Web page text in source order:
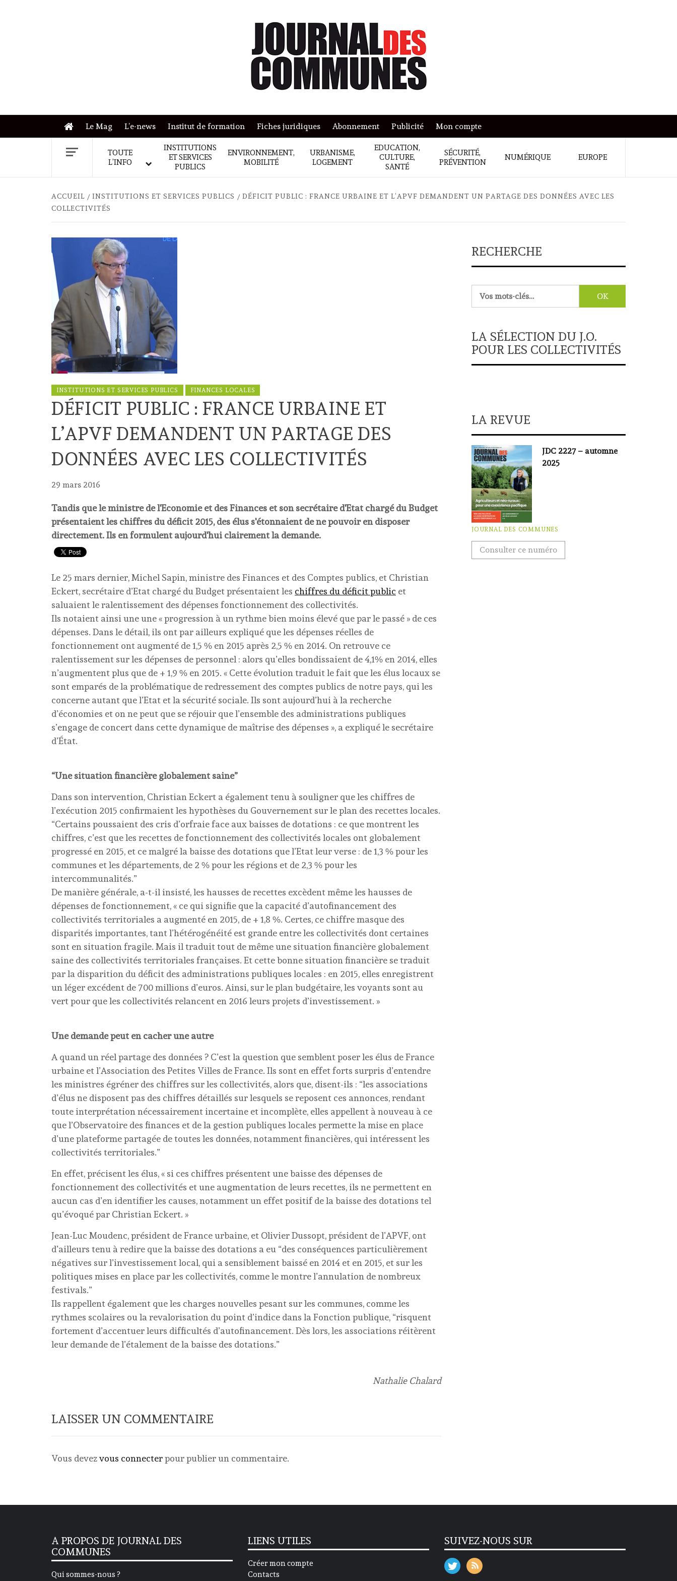
Le Mag L’e-news Institut de formation Fiches juridiques Abonnement Publicité Mon compte
TOUTE
L’INFO
INSTITUTIONS
ET SERVICES
PUBLICS
ENVIRONNEMENT,
MOBILITÉ
URBANISME,
LOGEMENT
EDUCATION,
CULTURE,
SANTÉ
SÉCURITÉ,
PRÉVENTION
NUMÉRIQUE EUROPE
ACCUEIL INSTITUTIONS ET SERVICES PUBLICS
DÉFICIT PUBLIC : FRANCE URBAINE ET L’APVF DEMANDENT UN PARTAGE DES DONNÉES AVEC LES
COLLECTIVITÉS
INSTITUTIONS ET SERVICES PUBLICS FINANCES LOCALES
DÉFICIT PUBLIC : FRANCE URBAINE ET
L’APVF DEMANDENT UN PARTAGE DES
DONNÉES AVEC LES COLLECTIVITÉS
29 mars 2016
Tandis que le ministre de l'Economie et des Finances et son secrétaire d'Etat chargé du Budget
présentaient les chiffres du déficit 2015, des élus s'étonnaient de ne pouvoir en disposer
directement. Ils en formulent aujourd'hui clairement la demande.
Le 25 mars dernier, Michel Sapin, ministre des Finances et des Comptes publics, et Christian
Eckert, secrétaire d’Etat chargé du Budget présentaient les chiffres du déficit public et
saluaient le ralentissement des dépenses fonctionnement des collectivités.
Ils notaient ainsi une une « progression à un rythme bien moins élevé que par le passé » de ces
dépenses. Dans le détail, ils ont par ailleurs expliqué que les dépenses réelles de
fonctionnement ont augmenté de 1,5 % en 2015 après 2,5 % en 2014. On retrouve ce
ralentissement sur les dépenses de personnel : alors qu’elles bondissaient de 4,1% en 2014, elles
n’augmentent plus que de + 1,9 % en 2015. « Cette évolution traduit le fait que les élus locaux se
sont emparés de la problématique de redressement des comptes publics de notre pays, qui les
concerne autant que l’Etat et la sécurité sociale. Ils sont aujourd’hui à la recherche
d’économies et on ne peut que se réjouir que l’ensemble des administrations publiques
s’engage de concert dans cette dynamique de maîtrise des dépenses », a expliqué le secrétaire
d’État.
“Une situation financière globalement saine”
Dans son intervention, Christian Eckert a également tenu à souligner que les chiffres de
l’exécution 2015 confirmaient les hypothèses du Gouvernement sur le plan des recettes locales.
“Certains poussaient des cris d’orfraie face aux baisses de dotations : ce que montrent les
chiffres, c’est que les recettes de fonctionnement des collectivités locales ont globalement
progressé en 2015, et ce malgré la baisse des dotations que l’Etat leur verse : de 1,3 % pour les
communes et les départements, de 2 % pour les régions et de 2,3 % pour les
intercommunalités.”
De manière générale, a-t-il insisté, les hausses de recettes excèdent même les hausses de
dépenses de fonctionnement, « ce qui signifie que la capacité d’autofinancement des
collectivités territoriales a augmenté en 2015, de + 1,8 %. Certes, ce chiffre masque des
disparités importantes, tant l’hétérogénéité est grande entre les collectivités dont certaines
sont en situation fragile. Mais il traduit tout de même une situation financière globalement
saine des collectivités territoriales françaises. Et cette bonne situation financière se traduit
par la disparition du déficit des administrations publiques locales : en 2015, elles enregistrent
un léger excédent de 700 millions d’euros. Ainsi, sur le plan budgétaire, les voyants sont au
vert pour que les collectivités relancent en 2016 leurs projets d’investissement. »
Une demande peut en cacher une autre
A quand un réel partage des données ? C’est la question que semblent poser les élus de France
urbaine et l’Association des Petites Villes de France. Ils sont en effet forts surpris d’entendre
les ministres égréner des chiffres sur les collectivités, alors que, disent-ils : “les associations
d’élus ne disposent pas des chiffres détaillés sur lesquels se reposent ces annonces, rendant
toute interprétation nécessairement incertaine et incomplète, elles appellent à nouveau à ce
que l’Observatoire des finances et de la gestion publiques locales permette la mise en place
d’une plateforme partagée de toutes les données, notamment financières, qui intéressent les
collectivités territoriales.”
En effet, précisent les élus, « si ces chiffres présentent une baisse des dépenses de
fonctionnement des collectivités et une augmentation de leurs recettes, ils ne permettent en
aucun cas d’en identifier les causes, notamment un effet positif de la baisse des dotations tel
qu’évoqué par Christian Eckert. »
Jean-Luc Moudenc, président de France urbaine, et Olivier Dussopt, président de l’APVF, ont
d’ailleurs tenu à redire que la baisse des dotations a eu “des conséquences particulièrement
négatives sur l’investissement local, qui a sensiblement baissé en 2014 et en 2015, et sur les
politiques mises en place par les collectivités, comme le montre l’annulation de nombreux
festivals.”
Ils rappellent également que les charges nouvelles pesant sur les communes, comme les
rythmes scolaires ou la revalorisation du point d’indice dans la Fonction publique, “risquent
fortement d’accentuer leurs difficultés d’autofinancement. Dès lors, les associations réitèrent
leur demande de l’étalement de la baisse des dotations.”
Nathalie Chalard
LAISSER UN COMMENTAIRE
Vous devezvous connecterpour publier un commentaire.
RECHERCHE
LA SÉLECTION DU J.O.
POUR LES COLLECTIVITÉS
LA REVUE
JDC 2227 – automne
2025
JOURNAL DES COMMUNES
Consulter ce numéro
A PROPOS DE JOURNAL DES
COMMUNES
Qui sommes-nous ?
LIENS UTILES
Créer mon compte
Contacts
SUIVEZ-NOUS SUR